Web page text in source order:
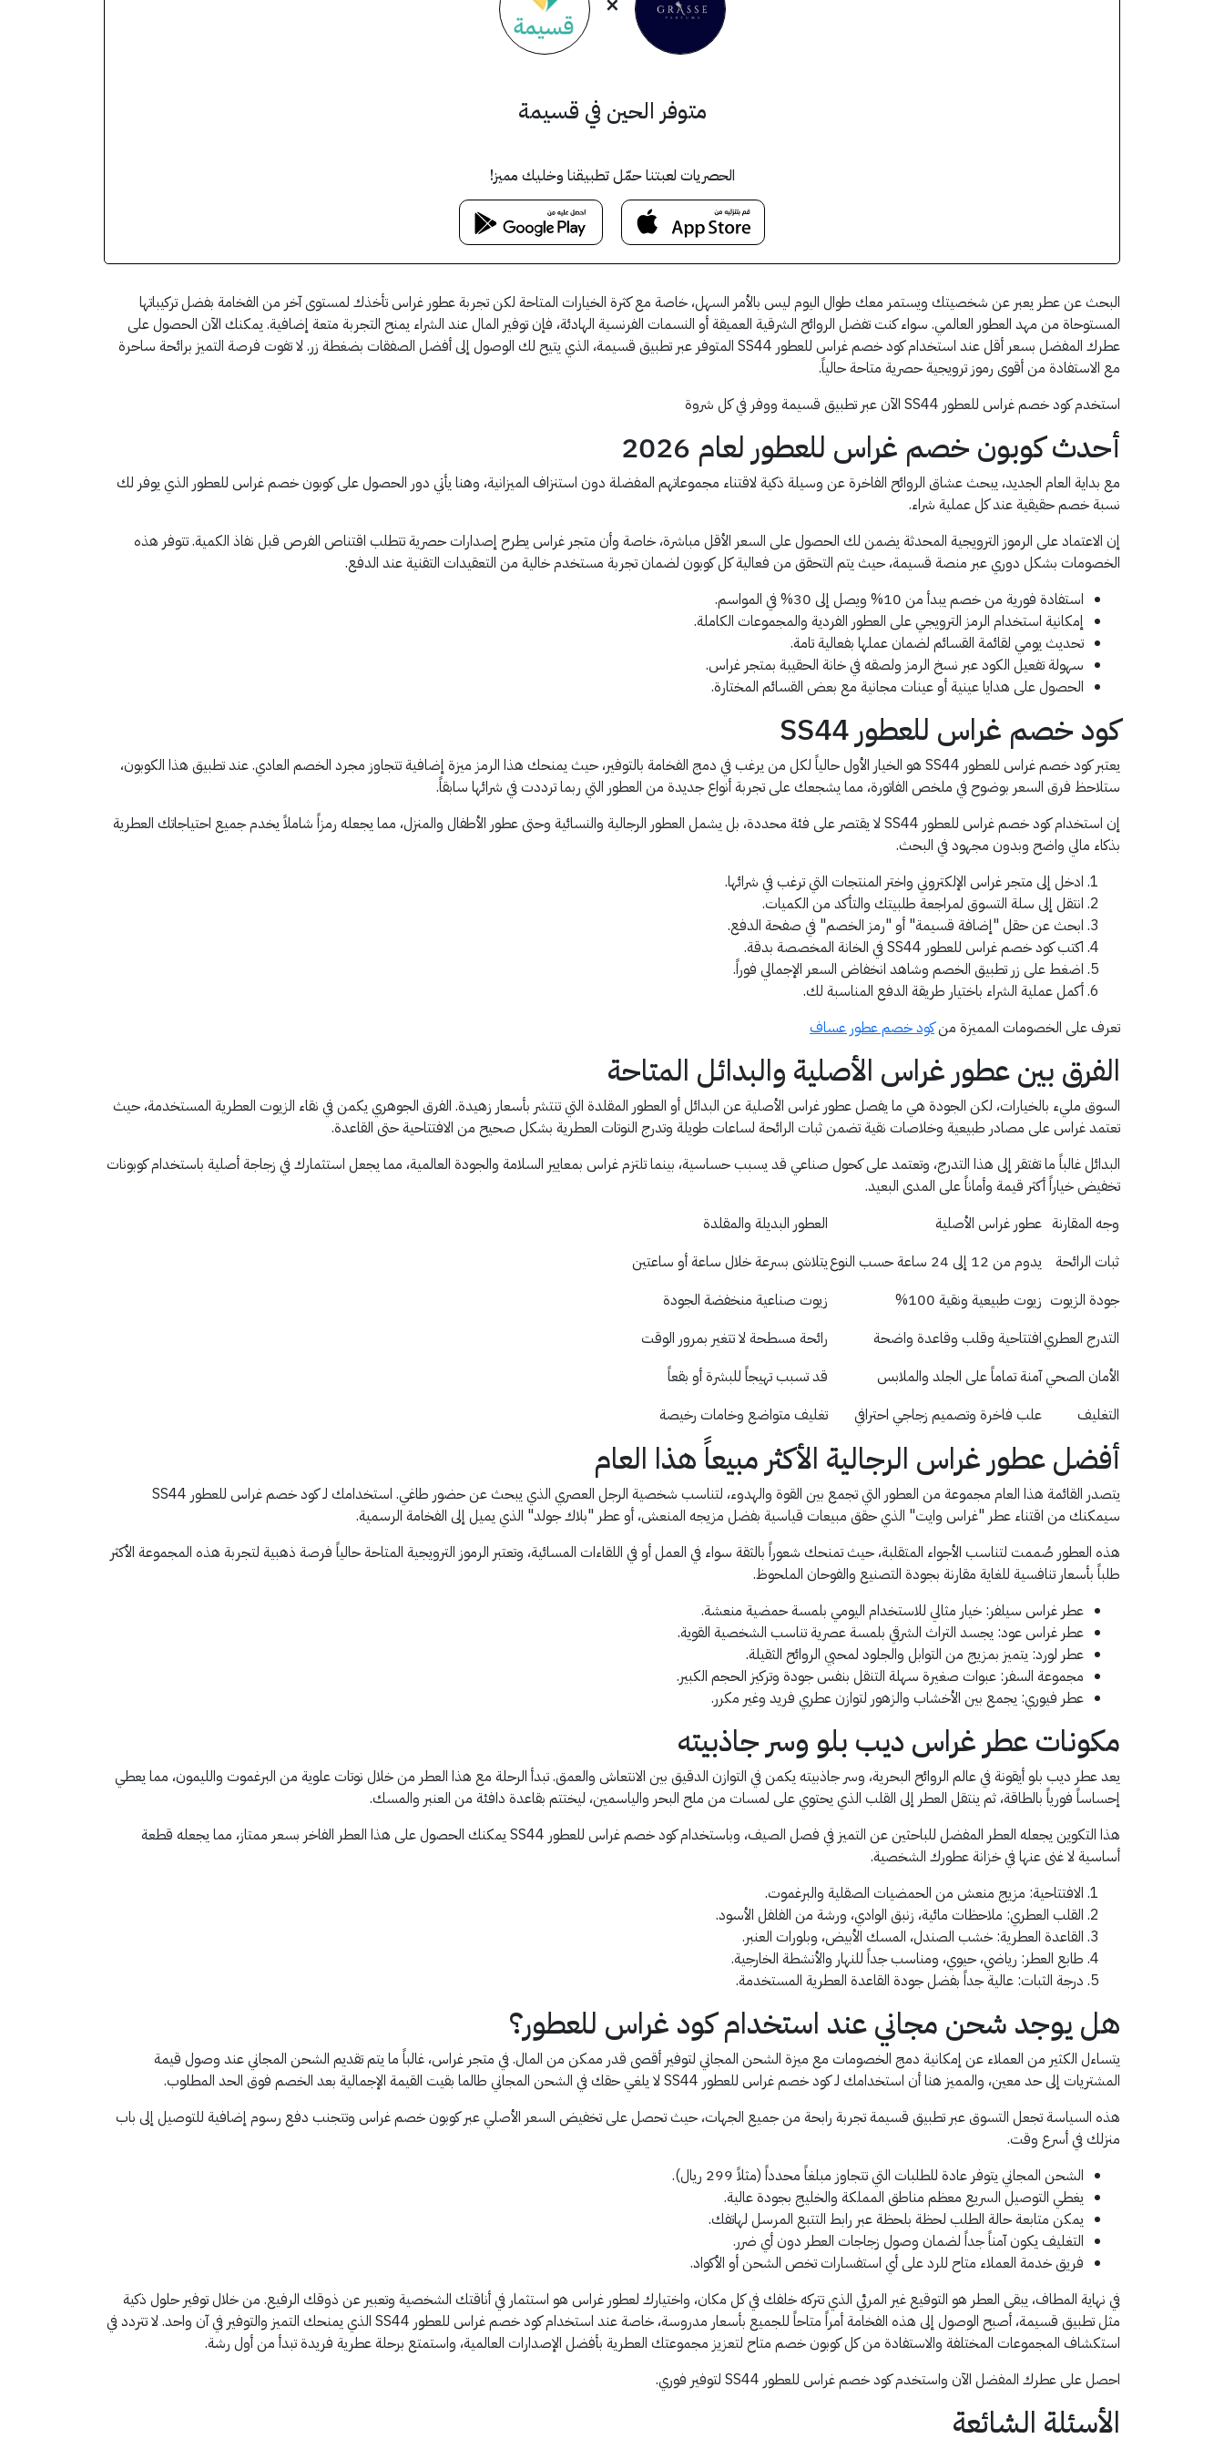
متوفر الحين في قسيمة
الحصريات لعبتنا حمّل تطبيقنا وخليك مميز!
البحث عن عطر يعبر عن شخصيتك ويستمر معك طوال اليوم ليس بالأمر السهل، خاصة مع كثرة الخيارات المتاحة لكن تجربة عطور غراس تأخذك لمستوى آخر من الفخامة بفضل تركيباتها
المستوحاة من مهد العطور العالمي. سواء كنت تفضل الروائح الشرقية العميقة أو النسمات الفرنسية الهادئة، فإن توفير المال عند الشراء يمنح التجربة متعة إضافية. يمكنك الآن الحصول على
عطرك المفضل بسعر أقل عند استخدام كود خصم غراس للعطور SS44 المتوفر عبر تطبيق قسيمة، الذي يتيح لك الوصول إلى أفضل الصفقات بضغطة زر. لا تفوت فرصة التميز برائحة ساحرة
مع الاستفادة من أقوى رموز ترويجية حصرية متاحة حالياً.
استخدم كود خصم غراس للعطور SS44 الآن عبر تطبيق قسيمة ووفر في كل شروة
أحدث كوبون خصم غراس للعطور لعام 2026
مع بداية العام الجديد، يبحث عشاق الروائح الفاخرة عن وسيلة ذكية لاقتناء مجموعاتهم المفضلة دون استنزاف الميزانية، وهنا يأتي دور الحصول على كوبون خصم غراس للعطور الذي يوفر لك
نسبة خصم حقيقية عند كل عملية شراء.
إن الاعتماد على الرموز الترويجية المحدثة يضمن لك الحصول على السعر الأقل مباشرة، خاصة وأن متجر غراس يطرح إصدارات حصرية تتطلب اقتناص الفرص قبل نفاذ الكمية. تتوفر هذه
الخصومات بشكل دوري عبر منصة قسيمة، حيث يتم التحقق من فعالية كل كوبون لضمان تجربة مستخدم خالية من التعقيدات التقنية عند الدفع.
استفادة فورية من خصم يبدأ من 10% ويصل إلى 30% في المواسم.
إمكانية استخدام الرمز الترويجي على العطور الفردية والمجموعات الكاملة.
تحديث يومي لقائمة القسائم لضمان عملها بفعالية تامة.
سهولة تفعيل الكود عبر نسخ الرمز ولصقه في خانة الحقيبة بمتجر غراس.
الحصول على هدايا عينية أو عينات مجانية مع بعض القسائم المختارة.
كود خصم غراس للعطور SS44
يعتبر كود خصم غراس للعطور SS44 هو الخيار الأول حالياً لكل من يرغب في دمج الفخامة بالتوفير، حيث يمنحك هذا الرمز ميزة إضافية تتجاوز مجرد الخصم العادي. عند تطبيق هذا الكوبون،
ستلاحظ فرق السعر بوضوح في ملخص الفاتورة، مما يشجعك على تجربة أنواع جديدة من العطور التي ربما ترددت في شرائها سابقاً.
إن استخدام كود خصم غراس للعطور SS44 لا يقتصر على فئة محددة، بل يشمل العطور الرجالية والنسائية وحتى عطور الأطفال والمنزل، مما يجعله رمزاً شاملاً يخدم جميع احتياجاتك العطرية
بذكاء مالي واضح وبدون مجهود في البحث.
ادخل إلى متجر غراس الإلكتروني واختر المنتجات التي ترغب في شرائها.
انتقل إلى سلة التسوق لمراجعة طلبيتك والتأكد من الكميات.
ابحث عن حقل "إضافة قسيمة" أو "رمز الخصم" في صفحة الدفع.
اكتب كود خصم غراس للعطور SS44 في الخانة المخصصة بدقة.
اضغط على زر تطبيق الخصم وشاهد انخفاض السعر الإجمالي فوراً.
أكمل عملية الشراء باختيار طريقة الدفع المناسبة لك.
تعرف على الخصومات المميزة منكود خصم عطور عساف
الفرق بين عطور غراس الأصلية والبدائل المتاحة
السوق مليء بالخيارات، لكن الجودة هي ما يفصل عطور غراس الأصلية عن البدائل أو العطور المقلدة التي تنتشر بأسعار زهيدة. الفرق الجوهري يكمن في نقاء الزيوت العطرية المستخدمة، حيث
تعتمد غراس على مصادر طبيعية وخلاصات نقية تضمن ثبات الرائحة لساعات طويلة وتدرج النوتات العطرية بشكل صحيح من الافتتاحية حتى القاعدة.
البدائل غالباً ما تفتقر إلى هذا التدرج، وتعتمد على كحول صناعي قد يسبب حساسية، بينما تلتزم غراس بمعايير السلامة والجودة العالمية، مما يجعل استثمارك في زجاجة أصلية باستخدام كوبونات
تخفيض خياراً أكثر قيمة وأماناً على المدى البعيد.
وجه المقارنة عطور غراس الأصلية
العطور البديلة والمقلدة
ثبات الرائحة
يدوم من 12 إلى 24 ساعة حسب النوع
يتلاشى بسرعة خلال ساعة أو ساعتين
جودة الزيوت زيوت طبيعية ونقية 100%
زيوت صناعية منخفضة الجودة
التدرج العطريافتتاحية وقلب وقاعدة واضحة
رائحة مسطحة لا تتغير بمرور الوقت
الأمان الصحيآمنة تماماً على الجلد والملابس
قد تسبب تهيجاً للبشرة أو بقعاً
التغليف
علب فاخرة وتصميم زجاجي احترافي تغليف متواضع وخامات رخيصة
أفضل عطور غراس الرجالية الأكثر مبيعاً هذا العام
يتصدر القائمة هذا العام مجموعة من العطور التي تجمع بين القوة والهدوء، لتناسب شخصية الرجل العصري الذي يبحث عن حضور طاغي. استخدامك لـ كود خصم غراس للعطور SS44
سيمكنك من اقتناء عطر "غراس وايت" الذي حقق مبيعات قياسية بفضل مزيجه المنعش، أو عطر "بلاك جولد" الذي يميل إلى الفخامة الرسمية.
هذه العطور صُممت لتناسب الأجواء المتقلبة، حيث تمنحك شعوراً بالثقة سواء في العمل أو في اللقاءات المسائية، وتعتبر الرموز الترويجية المتاحة حالياً فرصة ذهبية لتجربة هذه المجموعة الأكثر
طلباً بأسعار تنافسية للغاية مقارنة بجودة التصنيع والفوحان الملحوظ.
عطر غراس سيلفر: خيار مثالي للاستخدام اليومي بلمسة حمضية منعشة.
عطر غراس عود: يجسد التراث الشرقي بلمسة عصرية تناسب الشخصية القوية.
عطر لورد: يتميز بمزيج من التوابل والجلود لمحبي الروائح الثقيلة.
مجموعة السفر: عبوات صغيرة سهلة التنقل بنفس جودة وتركيز الحجم الكبير.
عطر فيوري: يجمع بين الأخشاب والزهور لتوازن عطري فريد وغير مكرر.
مكونات عطر غراس ديب بلو وسر جاذبيته
يعد عطر ديب بلو أيقونة في عالم الروائح البحرية، وسر جاذبيته يكمن في التوازن الدقيق بين الانتعاش والعمق. تبدأ الرحلة مع هذا العطر من خلال نوتات علوية من البرغموت والليمون، مما يعطي
إحساساً فورياً بالطاقة، ثم ينتقل العطر إلى القلب الذي يحتوي على لمسات من ملح البحر والياسمين، ليختتم بقاعدة دافئة من العنبر والمسك.
هذا التكوين يجعله العطر المفضل للباحثين عن التميز في فصل الصيف، وباستخدام كود خصم غراس للعطور SS44 يمكنك الحصول على هذا العطر الفاخر بسعر ممتاز، مما يجعله قطعة
أساسية لا غنى عنها في خزانة عطورك الشخصية.
الافتتاحية: مزيج منعش من الحمضيات الصقلية والبرغموت.
القلب العطري: ملاحظات مائية، زنبق الوادي، ورشة من الفلفل الأسود.
القاعدة العطرية: خشب الصندل، المسك الأبيض، وبلورات العنبر.
طابع العطر: رياضي، حيوي، ومناسب جداً للنهار والأنشطة الخارجية.
درجة الثبات: عالية جداً بفضل جودة القاعدة العطرية المستخدمة.
هل يوجد شحن مجاني عند استخدام كود غراس للعطور؟
يتساءل الكثير من العملاء عن إمكانية دمج الخصومات مع ميزة الشحن المجاني لتوفير أقصى قدر ممكن من المال. في متجر غراس، غالباً ما يتم تقديم الشحن المجاني عند وصول قيمة
المشتريات إلى حد معين، والمميز هنا أن استخدامك لـ كود خصم غراس للعطور SS44 لا يلغي حقك في الشحن المجاني طالما بقيت القيمة الإجمالية بعد الخصم فوق الحد المطلوب.
هذه السياسة تجعل التسوق عبر تطبيق قسيمة تجربة رابحة من جميع الجهات، حيث تحصل على تخفيض السعر الأصلي عبر كوبون خصم غراس وتتجنب دفع رسوم إضافية للتوصيل إلى باب
منزلك في أسرع وقت.
الشحن المجاني يتوفر عادة للطلبات التي تتجاوز مبلغاً محدداً (مثلاً 299 ريال).
يغطي التوصيل السريع معظم مناطق المملكة والخليج بجودة عالية.
يمكن متابعة حالة الطلب لحظة بلحظة عبر رابط التتبع المرسل لهاتفك.
التغليف يكون آمناً جداً لضمان وصول زجاجات العطر دون أي ضرر.
فريق خدمة العملاء متاح للرد على أي استفسارات تخص الشحن أو الأكواد.
في نهاية المطاف، يبقى العطر هو التوقيع غير المرئي الذي تتركه خلفك في كل مكان، واختيارك لعطور غراس هو استثمار في أناقتك الشخصية وتعبير عن ذوقك الرفيع. من خلال توفير حلول ذكية
مثل تطبيق قسيمة، أصبح الوصول إلى هذه الفخامة أمراً متاحاً للجميع بأسعار مدروسة، خاصة عند استخدام كود خصم غراس للعطور SS44 الذي يمنحك التميز والتوفير في آن واحد. لا تتردد في
استكشاف المجموعات المختلفة والاستفادة من كل كوبون خصم متاح لتعزيز مجموعتك العطرية بأفضل الإصدارات العالمية، واستمتع برحلة عطرية فريدة تبدأ من أول رشة.
احصل على عطرك المفضل الآن واستخدم كود خصم غراس للعطور SS44 لتوفير فوري.
الأسئلة الشائعة